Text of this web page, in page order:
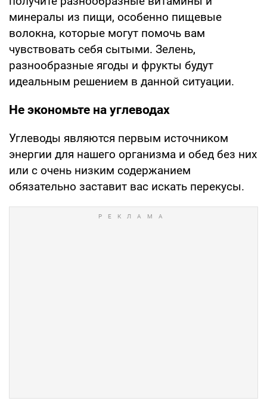
минералы из пищи, особенно пищевые
волокна, которые могут помочь вам
чувствовать себя сытыми. Зелень,
разнообразные ягоды и фрукты будут
идеальным решением в данной ситуации.
Не экономьте на углеводах
Углеводы являются первым источником
энергии для нашего организма и обед без них
или с очень низким содержанием
обязательно заставит вас искать перекусы.